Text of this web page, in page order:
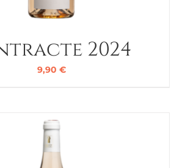
2024
9,90 €